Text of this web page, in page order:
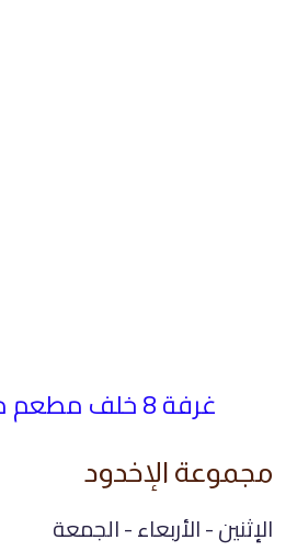
غرفة 8 خلف مطعم ملك الصاج
مجموعة الإخدود
الإثنين - الأربعاء - الجمعة